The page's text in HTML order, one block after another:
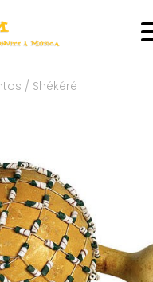
/ Shékéré